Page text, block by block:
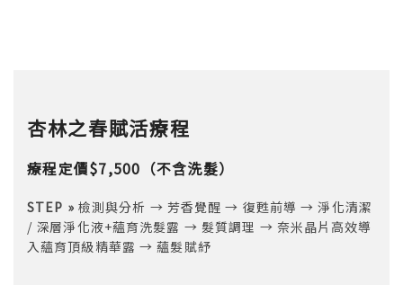
杏林之春賦活療程
療程定價$7,500（不含洗髮）
STEP » 檢測與分析 → 芳香覺醒 → 復甦前導 → 淨化清潔
/ 深層淨化液+蘊育洗髮露 → 髮質調理 → 奈米晶片高效導
入蘊育頂級精華露 → 蘊髮賦紓